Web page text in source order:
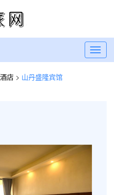
店 > 山丹盛隆宾馆